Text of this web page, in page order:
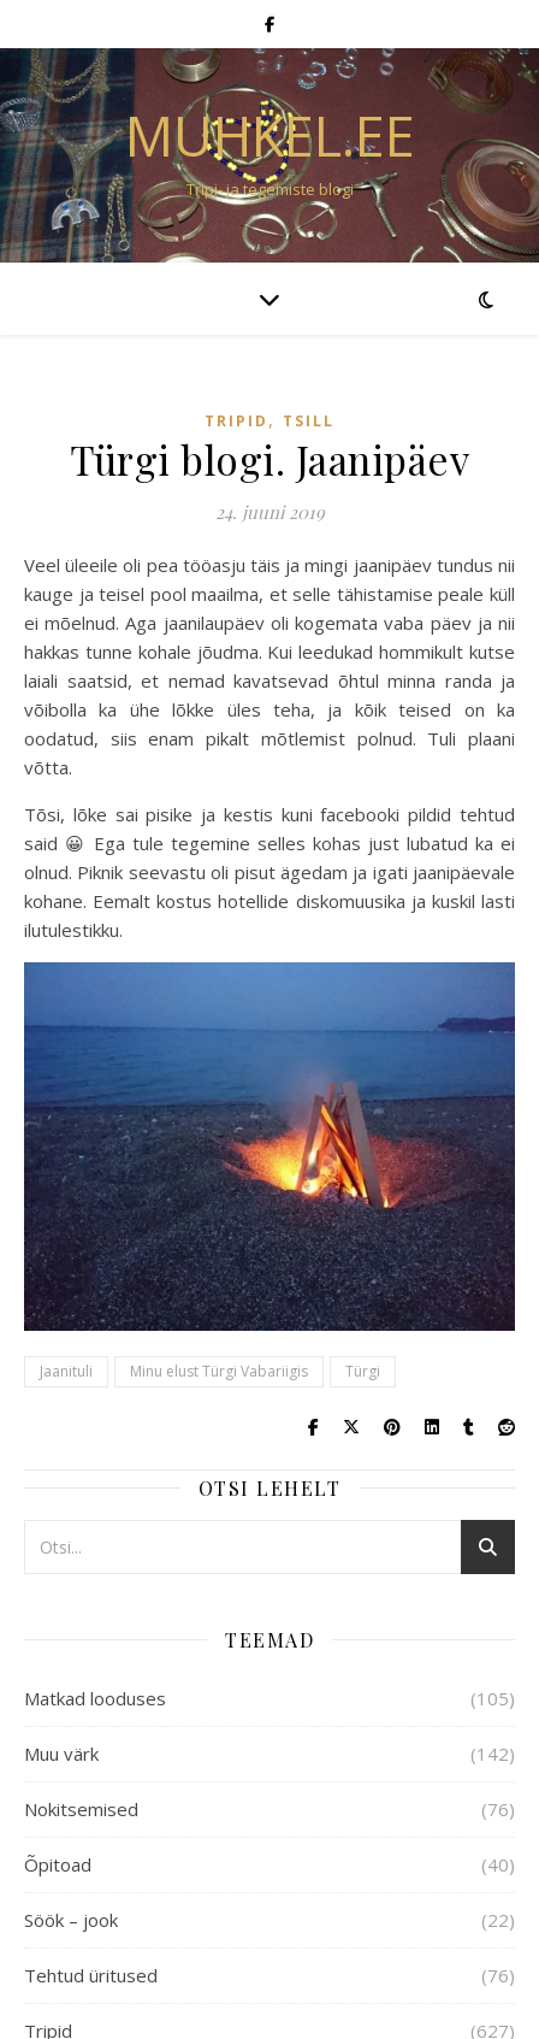
MUHKEL.EE
Tripi- ja tegemiste blogi
TRIPID , TSILL
Türgi blogi. Jaanipäev
24. juuni 2019
Veel üleeile oli pea tööasju täis ja mingi jaanipäev tundus nii
kauge ja teisel pool maailma, et selle tähistamise peale küll
ei mõelnud. Aga jaanilaupäev oli kogemata vaba päev ja nii
hakkas tunne kohale jõudma. Kui leedukad hommikult kutse
laiali saatsid, et nemad kavatsevad õhtul minna randa ja
võibolla ka ühe lõkke üles teha, ja kõik teised on ka
oodatud, siis enam pikalt mõtlemist polnud. Tuli plaani
võtta.
Tõsi, lõke sai pisike ja kestis kuni facebooki pildid tehtud
said 😀 Ega tule tegemine selles kohas just lubatud ka ei
olnud. Piknik seevastu oli pisut ägedam ja igati jaanipäevale
kohane. Eemalt kostus hotellide diskomuusika ja kuskil lasti
ilutulestikku.
Jaanituli Minu elust Türgi Vabariigis Türgi
OTSI LEHELT
TEEMAD
Matkad looduses (105)
Muu värk (142)
Nokitsemised (76)
Õpitoad (40)
Söök – jook (22)
Tehtud üritused (76)
Tripid (627)